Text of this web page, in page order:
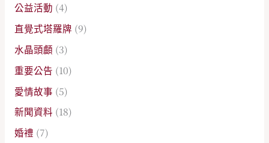
公益活動 (4)
直覺式塔羅牌 (9)
水晶頭顱 (3)
重要公告 (10)
愛情故事 (5)
新聞資料 (18)
婚禮 (7)